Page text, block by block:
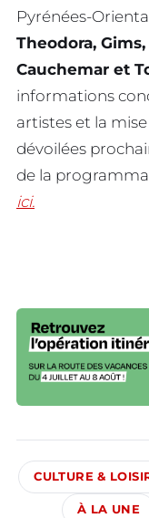
Pyrénées-
Theodora,
Cauchemar et
informations
artistes et la
dévoilées
de la
ici.
CULTURE &
À LA UNE